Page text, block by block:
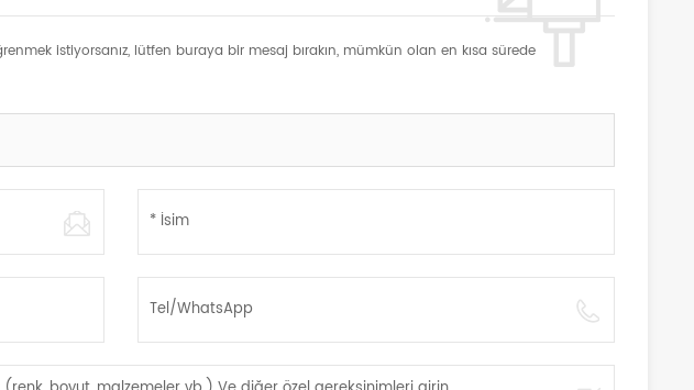
istiyorsanız, lütfen buraya bir mesaj bırakın, mümkün olan en kısa sürede